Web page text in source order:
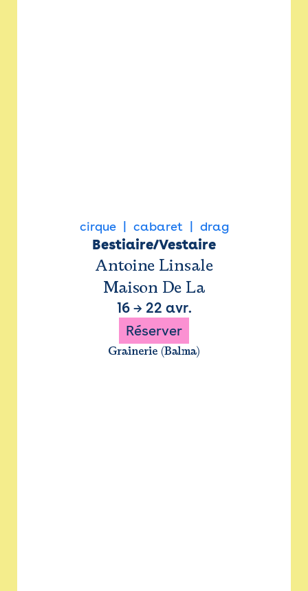
cirque cabaret drag
Bestiaire/Vestaire
Antoine Linsale
Maison De La
16→ 22 avr.
Réserver
Grainerie (Balma)